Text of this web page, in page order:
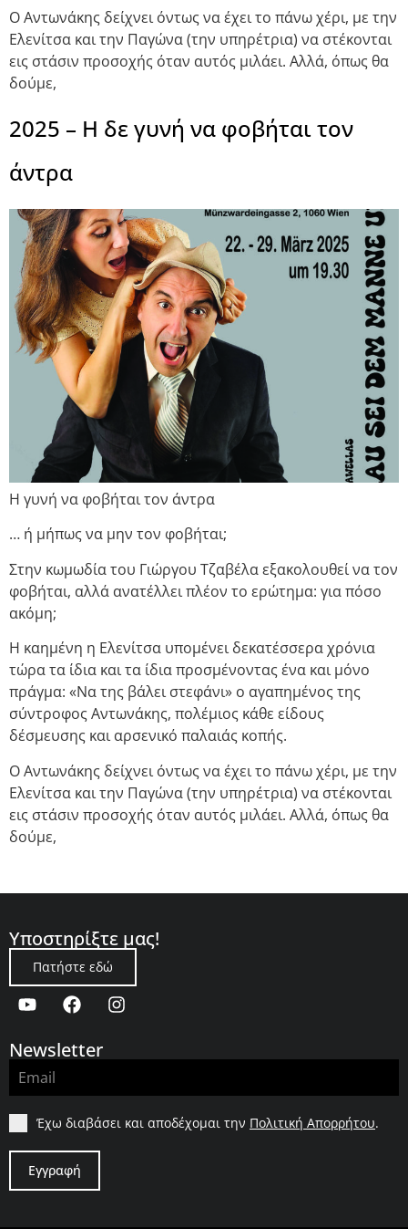
Ο Αντωνάκης δείχνει όντως να έχει το πάνω χέρι, με την
Ελενίτσα και την Παγώνα (την υπηρέτρια) να στέκονται
εις στάσιν προσοχής όταν αυτός μιλάει. Αλλά, όπως θα
δούμε,
2025 – Η δε γυνή να φοβήται τον
άντρα
Η γυνή να φοβήται τον άντρα
… ή μήπως να μην τον φοβήται;
Στην κωμωδία του Γιώργου Τζαβέλα εξακολουθεί να τον
φοβήται, αλλά ανατέλλει πλέον το ερώτημα: για πόσο
ακόμη;
Η καημένη η Ελενίτσα υπομένει δεκατέσσερα χρόνια
τώρα τα ίδια και τα ίδια προσμένοντας ένα και μόνο
πράγμα: «Να της βάλει στεφάνι» ο αγαπημένος της
σύντροφος Αντωνάκης, πολέμιος κάθε είδους
δέσμευσης και αρσενικό παλαιάς κοπής.
Ο Αντωνάκης δείχνει όντως να έχει το πάνω χέρι, με την
Ελενίτσα και την Παγώνα (την υπηρέτρια) να στέκονται
εις στάσιν προσοχής όταν αυτός μιλάει. Αλλά, όπως θα
δούμε,
Υποστηρίξτε μας!
Πατήστε εδώ
Newsletter
Έχω διαβάσει και αποδέχομαι την Πολιτική Απορρήτου.
Εγγραφή